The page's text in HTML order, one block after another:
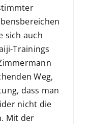
sich auch
Trainings
Weg,
dass man
nicht die
Mit der